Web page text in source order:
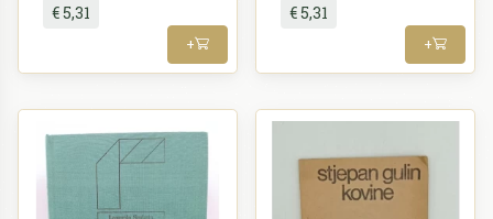
€ 5,31
+
€ 5,31
+